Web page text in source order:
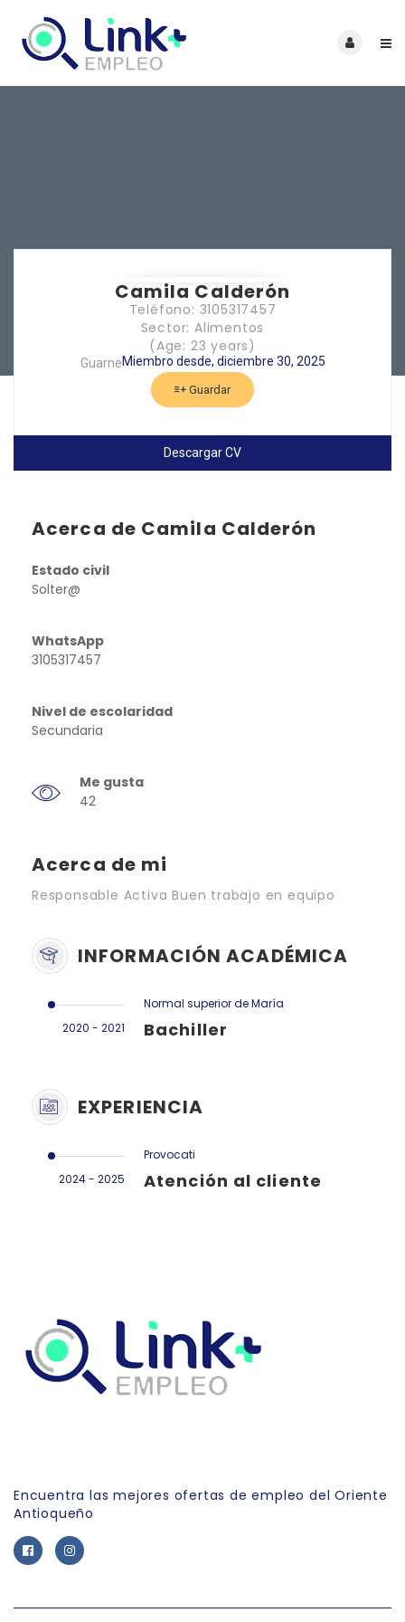
Camila Calderón
Teléfono: 3105317457
Sector: Alimentos
(Age: 23 years)
GuarneMiembro desde, diciembre 30, 2025
Guardar
Descargar CV
Acerca de Camila Calderón
Estado civil
Solter@
WhatsApp
3105317457
Nivel de escolaridad
Secundaria
Me gusta
42
Acerca de mi
Responsable Activa Buen trabajo en equipo
INFORMACIÓN ACADÉMICA
2020 - 2021
Normal superior de María
Bachiller
EXPERIENCIA
2024 - 2025
Provocati
Atención al cliente
Encuentra las mejores ofertas de empleo del Oriente
Antioqueño